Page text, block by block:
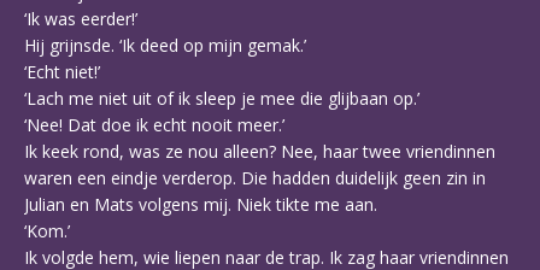
‘Ik was eerder!’
Hij grijnsde. ‘Ik deed op mijn gemak.’
‘Echt niet!’
‘Lach me niet uit of ik sleep je mee die glijbaan op.’
‘Nee! Dat doe ik echt nooit meer.’
Ik keek rond, was ze nou alleen? Nee, haar twee vriendinnen
waren een eindje verderop. Die hadden duidelijk geen zin in
Julian en Mats volgens mij. Niek tikte me aan.
‘Kom.’
Ik volgde hem, wie liepen naar de trap. Ik zag haar vriendinnen